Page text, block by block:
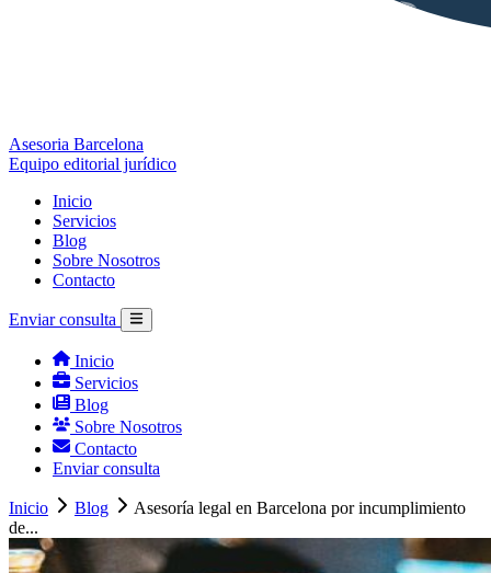
Asesoria Barcelona
Equipo editorial jurídico
Inicio
Servicios
Blog
Sobre Nosotros
Contacto
Enviar consulta
Inicio
Servicios
Blog
Sobre Nosotros
Contacto
Enviar consulta
Inicio Blog
Asesoría legal en Barcelona por incumplimiento
de...